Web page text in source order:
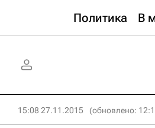
Политика В
15:08 27.11.2015 (обновлено: